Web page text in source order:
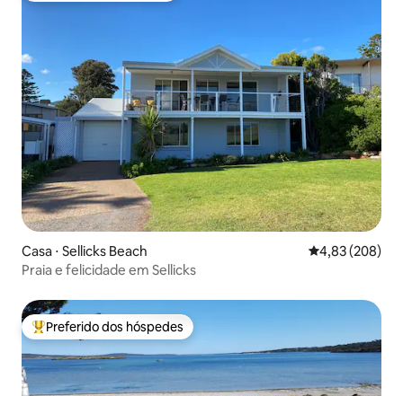
Casa ⋅ Sellicks Beach 4,83 de uma
4,83 (208)
Praia e felicidade em Sellicks
Entre os melhores preferidos dos hóspedes
Preferido dos hóspedes